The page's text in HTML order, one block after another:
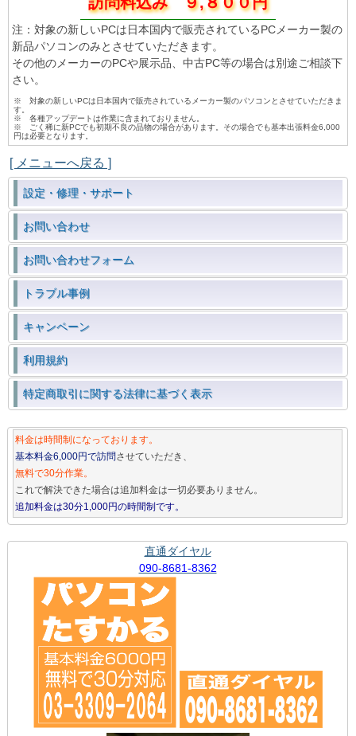
注：対象の新しいPCは日本国内で販売されているPCメーカー製の
新品パソコンのみとさせていただきます。
その他のメーカーのPCや展示品、中古PC等の場合は別途ご相談下
さい。
※ 対象の新しいPCは日本国内で販売されているメーカー製のパソコンとさせていただきま
す。
※ 各種アップデートは作業に含まれておりません。
※ ごく稀に新PCでも初期不良の品物の場合があります。その場合でも基本出張料金6,000
円は必要となります。
[ メニューへ戻る ]
設定・修理・サポート
お問い合わせ
お問い合わせフォーム
トラブル事例
キャンペーン
利用規約
特定商取引に関する法律に基づく表示
料金は時間制になっております。
基本料金6,000円で訪問させていただき、
無料で30分作業。
これで解決できた場合は追加料金は一切必要ありません。
追加料金は30分1,000円の時間制です。
直通ダイヤル
090-8681-8362